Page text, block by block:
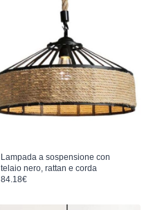
Lampada a sospensione con
telaio nero, rattan e corda
84.18€